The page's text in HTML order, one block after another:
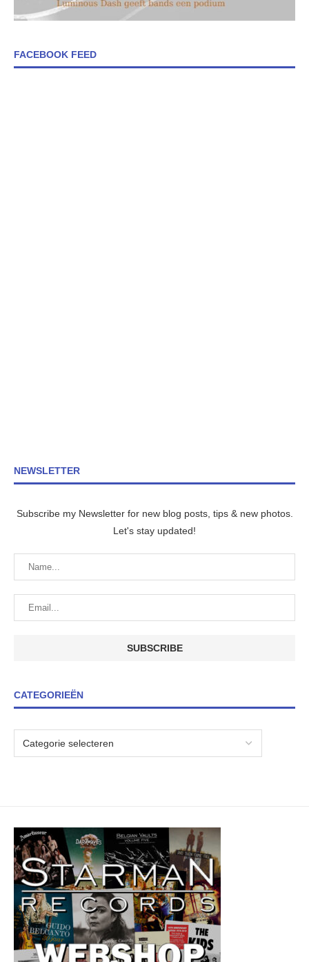
FACEBOOK FEED
NEWSLETTER
Subscribe my Newsletter for new blog posts, tips & new photos.
Let's stay updated!
CATEGORIEËN